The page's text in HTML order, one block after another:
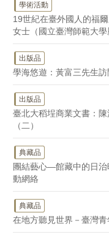
學術活動
19世紀在臺外國人的福
女士（國立臺灣師範大學
出版品
學海悠遊：黃富三先生
出版品
臺北大稻埕商業文書：
（二）
典藏品
團結藝心—館藏中的日
動網絡
典藏品
在地方聽見世界－臺灣